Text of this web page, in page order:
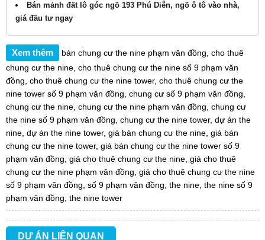
Bán mảnh đất lô góc ngõ 193 Phú Diễn, ngõ ô tô vào nhà,
giá đầu tư ngay
Xem thêm bán chung cư the nine phạm văn đồng cho thuê
chung cư the nine cho thuê chung cư the nine số 9 phạm văn
đồng cho thuê chung cư the nine tower, cho thuê chung cư the
nine tower số 9 phạm văn đồng chung cư số 9 phạm văn đồng
chung cư the nine chung cư the nine phạm văn đồng chung cư
the nine số 9 phạm văn đồng chung cư the nine tower, dự án the
nine dự án the nine tower, giá bán chung cư the nine giá bán
chung cư the nine tower, giá bán chung cư the nine tower số 9
phạm văn đồng giá cho thuê chung cư the nine giá cho thuê
chung cư the nine phạm văn đồng giá cho thuê chung cư the nine
số 9 phạm văn đồng số 9 phạm văn đồng the nine the nine số 9
phạm văn đồng the nine tower
DỰ ÁN LIÊN QUAN